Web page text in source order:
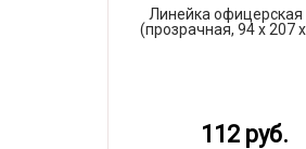
Линейка офицерская
(прозрачная, 94 х 207
112 руб.